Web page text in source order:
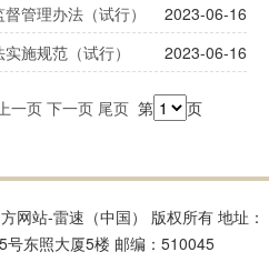
管理办法（试行）
2023-06-16
施规范（试行） 2023-06-16
上一页 下一页 尾页 第 页
网站-雷速（中国） 版权所有 地址：
号东照大厦5楼 邮编：510045